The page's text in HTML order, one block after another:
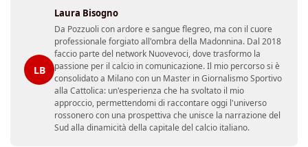
LB
Laura Bisogno
Da Pozzuoli con ardore e sangue flegreo, ma con il cuore
professionale forgiato all'ombra della Madonnina. Dal 2018
faccio parte del network Nuovevoci, dove trasformo la
passione per il calcio in comunicazione. Il mio percorso si è
consolidato a Milano con un Master in Giornalismo Sportivo
alla Cattolica: un'esperienza che ha svoltato il mio
approccio, permettendomi di raccontare oggi l'universo
rossonero con una prospettiva che unisce la narrazione del
Sud alla dinamicità della capitale del calcio italiano.